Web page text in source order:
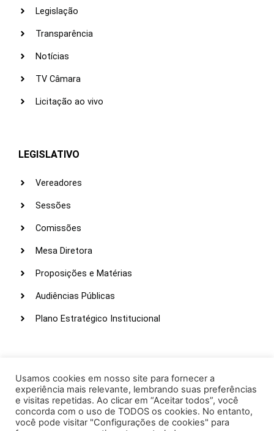
Legislação
Transparência
Notícias
TV Câmara
Licitação ao vivo
LEGISLATIVO
Vereadores
Sessões
Comissões
Mesa Diretora
Proposições e Matérias
Audiências Públicas
Plano Estratégico Institucional
Webmail
Intranet
Administração
Usamos cookies em nosso site para fornecer a
experiência mais relevante, lembrando suas preferências
e visitas repetidas. Ao clicar em “Aceitar todos”, você
concorda com o uso de TODOS os cookies. No entanto,
você pode visitar "Configurações de cookies" para